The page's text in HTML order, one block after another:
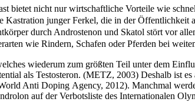
bietet nicht nur wirtschaftliche Vorteile wie
Kastration junger Ferkel, die in der Öffentlichkeit
durch Androstenon und Skatol stört vor
wie Rindern, Schafen oder Pferden bei
wiederum zum größten Teil unter dem
als Testosteron. (METZ, 2003) Deshalb ist
Anti Doping Agency, 2012). Manchmal
auf der Verbotsliste des Internationalen